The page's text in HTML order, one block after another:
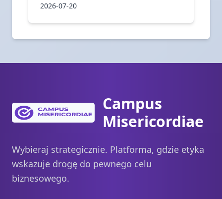
2026-07-20
Campus
Misericordiae
Wybieraj strategicznie. Platforma, gdzie etyka
wskazuje drogę do pewnego celu
biznesowego.